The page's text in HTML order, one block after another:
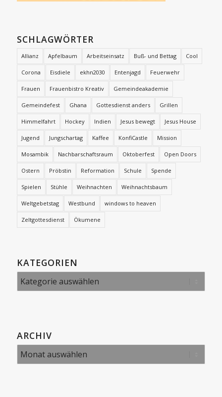
SCHLAGWÖRTER
Allianz Apfelbaum Arbeitseinsatz Buß- und Bettag Cool
Corona Eisdiele ekhn2030 Entenjagd Feuerwehr
Frauen Frauenbistro Kreativ Gemeindeakademie
Gemeindefest Ghana Gottesdienst anders Grillen
Himmelfahrt Hockey Indien Jesus bewegt Jesus House
Jugend Jungschartag Kaffee KonfiCastle Mission
Mosambik Nachbarschaftsraum Oktoberfest Open Doors
Ostern Pröbstin Reformation Schule Spende
Spielen Stühle Weihnachten Weihnachtsbaum
Weltgebetstag Westbund windows to heaven
Zeltgottesdienst Ökumene
KATEGORIEN
Kategorien
ARCHIV